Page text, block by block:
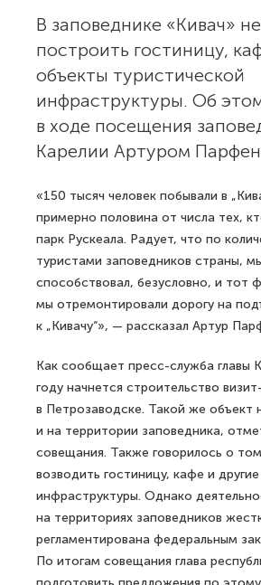
В заповеднике «Кивач»
построить гостиницу,
объекты туристической
инфраструктуры. Об
в ходе посещения
Карелии Артуром
«150 тысяч человек побывали в
примерно половина от числа тех,
парк Рускеала. Радует, что по
туристами заповедников страны,
способствовал, безусловно, и тот
мы отремонтировали дорогу на
к „Кивачу“», — рассказал Артур
Как сообщает пресс-служба главы
году начнется строительство
в Петрозаводске. Такой же объект
и на территории заповедника,
совещания. Также говорилось о
возводить гостиницу, кафе и
инфраструктуры. Однако
на территориях заповедников
регламентирована федеральным
По итогам совещания глава